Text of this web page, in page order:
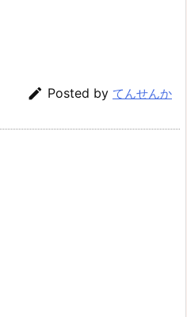
 Posted by てんせんか